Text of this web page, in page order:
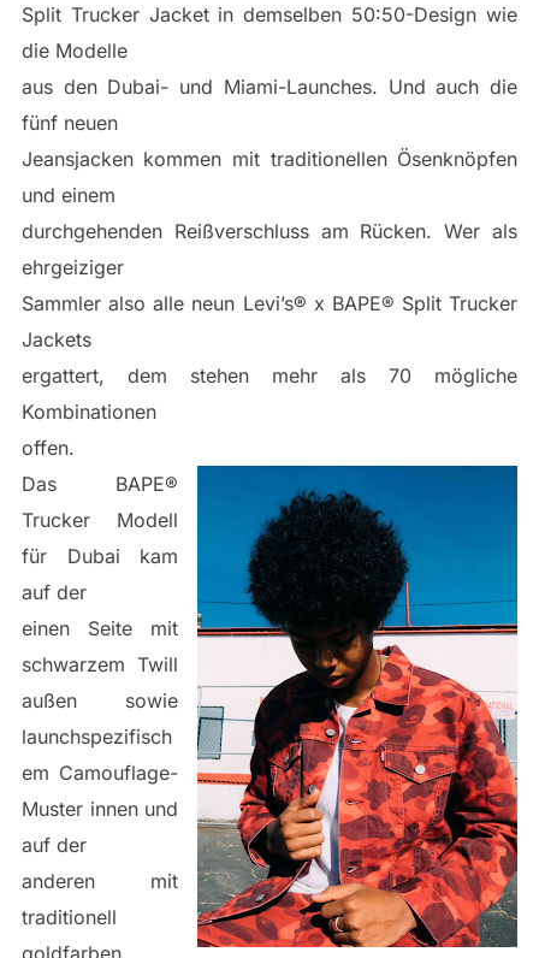
Split Trucker Jacket in demselben 50:50-Design wie
die Modelle
aus den Dubai- und Miami-Launches. Und auch die
fünf neuen
Jeansjacken kommen mit traditionellen Ösenknöpfen
und einem
durchgehenden Reißverschluss am Rücken. Wer als
ehrgeiziger
Sammler also alle neun Levi’s® x BAPE® Split Trucker
Jackets
ergattert, dem stehen mehr als 70 mögliche
Kombinationen
offen.
Das BAPE®
Trucker Modell
für Dubai kam
auf der
einen Seite mit
schwarzem Twill
außen sowie
launchspezifisch
em Camouflage-
Muster innen und
auf der
anderen mit
traditionell
goldfarben